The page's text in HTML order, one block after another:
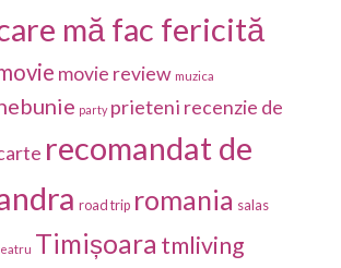
mă fac fericită
movie review muzica
party prieteni recenzie de
recomandat de
road trip romania salas
Timișoara tmliving